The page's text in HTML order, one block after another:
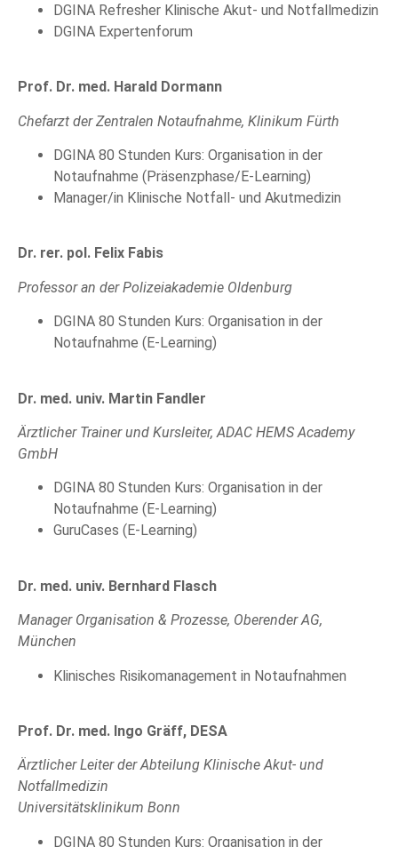
DGINA Refresher Klinische Akut- und Notfallmedizin
DGINA Expertenforum
Prof. Dr. med. Harald Dormann
Chefarzt der Zentralen Notaufnahme, Klinikum Fürth
DGINA 80 Stunden Kurs: Organisation in der
Notaufnahme (Präsenzphase/E-Learning)
Manager/in Klinische Notfall- und Akutmedizin
Dr. rer. pol. Felix Fabis
Professor an der Polizeiakademie Oldenburg
DGINA 80 Stunden Kurs: Organisation in der
Notaufnahme (E-Learning)
Dr. med. univ. Martin Fandler
Ärztlicher Trainer und Kursleiter,ADAC HEMS Academy
GmbH
DGINA 80 Stunden Kurs: Organisation in der
Notaufnahme (E-Learning)
GuruCases (E-Learning)
Dr. med. univ. Bernhard Flasch
Manager Organisation & Prozesse, Oberender AG,
München
Klinisches Risikomanagement in Notaufnahmen
Prof. Dr. med. Ingo Gräff, DESA
Ärztlicher Leiter derAbteilung Klinische Akut- und
Notfallmedizin
Universitätsklinikum Bonn
DGINA 80 Stunden Kurs: Organisation in der